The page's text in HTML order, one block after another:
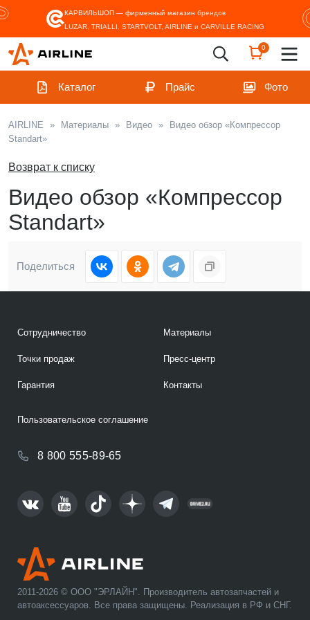
КАРВИЛЬШОП — фирменный магазин брендов
LUZAR, TRIALLI, STARTVOLT, AIRLINE и CARVILLE RACING
0
Каталог Прайс Фото
AIRLINE » Материалы » Видео »
Видео обзор «Компрессор
Standart»
Возврат к списку
Видео обзор «Компрессор
Standart»
Поделиться
2011-2026 © ООО "ЭРЛАЙН". Производитель автозапчастей и
автоаксессуаров. Все права защищены. Реализация в РФ и СНГ.
Сотрудничество
Точки продаж
Гарантия
Материалы
Пресс-центр
Контакты
8 800 555-89-65
Пользовательское соглашение